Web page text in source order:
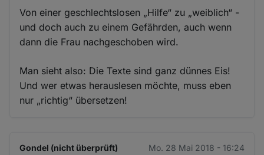
Von einer geschlechtslosen „Hilfe“ zu „weiblich“ -
und doch auch zu einem Gefährden, auch wenn
dann die Frau nachgeschoben wird.
Man sieht also: Die Texte sind ganz dünnes Eis!
Und wer etwas herauslesen möchte, muss eben
nur „richtig“ übersetzen!
Gondel (nicht überprüft) Mo. 28 Mai 2018 - 16:24